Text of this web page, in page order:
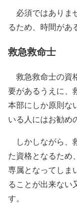
必須ではありま
るため、時間があ
救急救命士
救急救命士の資
要があるうえに、
本部にしか原則な
いる人にはお勧め
しかしながら、
た資格となるため
専属となってしま
ることが出来ない
す。